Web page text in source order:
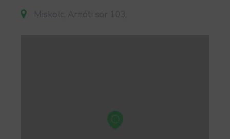
Miskolc, Arnóti sor 103,